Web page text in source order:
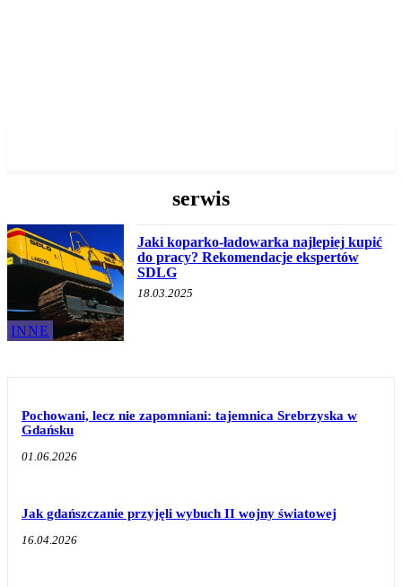
serwis
INNE
Jaki koparko-ładowarka najlepiej kupić
do pracy? Rekomendacje ekspertów
SDLG
18.03.2025
Pochowani, lecz nie zapomniani: tajemnica Srebrzyska w
Gdańsku
01.06.2026
Jak gdańszczanie przyjęli wybuch II wojny światowej
16.04.2026